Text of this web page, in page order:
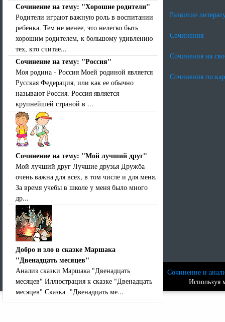
Сочинение на тему: "Хорошие родители"
Родители играют важную роль в воспитании
ребенка. Тем не менее, это нелегко быть
хорошим родителем, к большому удивлению
тех, кто считае...
Сочинение на тему: "Россия"
Моя родина - Россия Моей родиной является
Русская Федерация, или как ее обычно
называют Россия. Россия является
крупнейшей страной в ...
Сочинение на тему: "Мой лучший друг"
Мой лучший друг Лучшие друзья Дружба
очень важна для всех, в том числе и для меня.
За время учебы в школе у меня было много
др...
Добро и зло в сказке Маршака
"Двенадцать месяцев"
Анализ сказки Маршака "Двенадцать
месяцев" Иллюстрация к сказке "Двенадцать
месяцев" Сказка "Двенадцать ме...
Развитие
Сочинения
Сочинения на
Сочинения по
Сочинение и
Используя